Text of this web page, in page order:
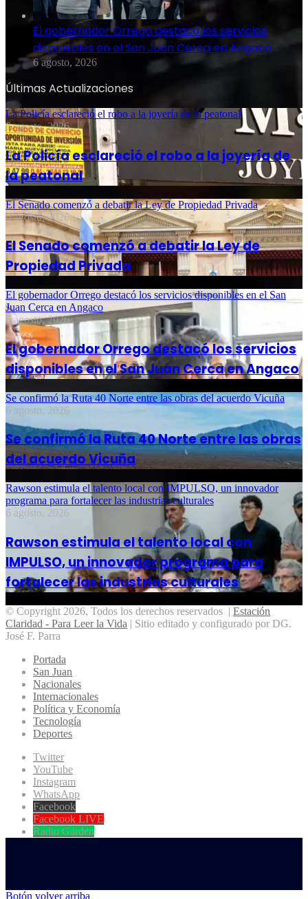
El gobernador Orrego destacó los servicios
disponibles en el San Juan Cerca en Angaco
6 agosto, 2026
Últimas Actualizaciones
La Policía esclareció el robo a la joyería de la peatonal
6 agosto, 2026
La Policía esclareció el robo a la joyería de
la peatonal
El Senado comenzó a debatir la Ley de Propiedad Privada
6 agosto, 2026
El Senado comenzó a debatir la Ley de
Propiedad Privada
El gobernador Orrego destacó los servicios disponibles en el San
Juan Cerca en Angaco
6 agosto, 2026
El gobernador Orrego destacó los servicios
disponibles en el San Juan Cerca en Angaco
Se confirmó la Ruta 40 Norte entre las obras del acuerdo Vicuña
6 agosto, 2026
Se confirmó la Ruta 40 Norte entre las obras
del acuerdo Vicuña
Rawson estimula el talento local con IMPULSO, un innovador
programa para fortalecer las industrias culturales
6 agosto, 2026
Rawson estimula el talento local con
IMPULSO, un innovador programa para
fortalecer las industrias culturales
© Copyright 2026, Todos los derechos reservados | Estación
Claridad - Para Leer la Vida | Sitio editado y configurado por DG.
José F. Parra
Portada
San Juan
Nacionales
Internacionales
Política y Economía
Tecnología
Deportes
Twitter
YouTube
Instagram
WhatsApp
Facebook
Facebook LIVE
Radio Garden
Botón volver arriba